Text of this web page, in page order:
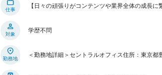
仕事
【日々の頑張りがコンテンツや業界全体の成長
対象
学歴不問
勤務地
＜勤務地詳細＞セントラルオフィス住所：東京